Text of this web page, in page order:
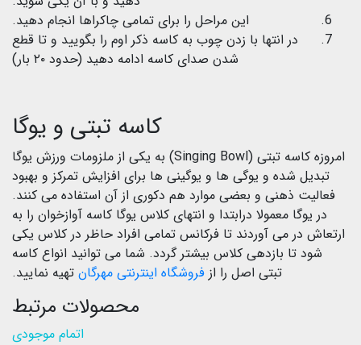
این مراحل را برای تمامی چاکراها انجام دهید.
در انتها با زدن چوب به کاسه ذکر اوم را بگویید و تا قطع
شدن صدای کاسه ادامه دهید (حدود ۲۰ بار)
کاسه تبتی و یوگا
امروزه کاسه تبتی (Singing Bowl) به یکی از ملزومات ورزش یوگا
تبدیل شده و یوگی ها و یوگینی ها برای افزایش تمرکز و بهبود
فعالیت ذهنی و بعضی موارد هم دکوری از آن استفاده می کنند.
در یوگا معمولا درابتدا و انتهای کلاس یوگا کاسه آوازخوان را به
ارتعاش در می آوردند تا فرکانس تمامی افراد حاظر در کلاس یکی
شود تا بازدهی کلاس بیشتر گردد. شما می توانید انواع کاسه
تبتی اصل را از فروشگاه اینترنتی مهرگان تهیه نمایید.
محصولات مرتبط
اتمام موجودی